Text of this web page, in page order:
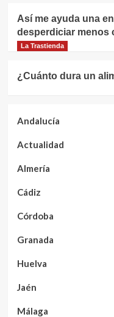
Así me ayuda una
desperdiciar menos
La Trastienda
¿Cuánto dura un
Andalucía
Actualidad
Almería
Cádiz
Córdoba
Granada
Huelva
Jaén
Málaga